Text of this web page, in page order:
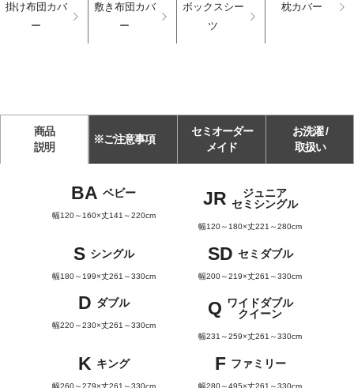
掛け布団カバ
ー
敷き布団カバ
ー
ボックスシー
ツ
枕カバー
商品
説明
※ご注意事項
セミオーダー
メイド
お洗濯 /
取扱い
BA ベビー
幅120～160×丈141～220cm
JR
ジュニア
セミシングル
幅120～180×丈221～280cm
S シングル
幅180～199×丈261～330cm
SD セミダブル
幅200～219×丈261～330cm
D ダブル
幅220～230×丈261～330cm
Q ワイドダブル
クイーン
幅231～259×丈261～330cm
K キング
幅260～279×丈261～330cm
F ファミリー
幅280～495×丈261～330cm